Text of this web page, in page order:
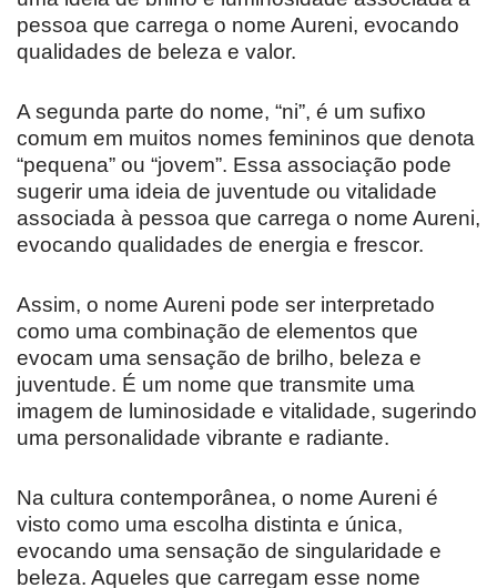
pessoa que carrega o nome Aureni, evocando
qualidades de beleza e valor.
A segunda parte do nome, “ni”, é um sufixo
comum em muitos nomes femininos que denota
“pequena” ou “jovem”. Essa associação pode
sugerir uma ideia de juventude ou vitalidade
associada à pessoa que carrega o nome Aureni,
evocando qualidades de energia e frescor.
Assim, o nome Aureni pode ser interpretado
como uma combinação de elementos que
evocam uma sensação de brilho, beleza e
juventude. É um nome que transmite uma
imagem de luminosidade e vitalidade, sugerindo
uma personalidade vibrante e radiante.
Na cultura contemporânea, o nome Aureni é
visto como uma escolha distinta e única,
evocando uma sensação de singularidade e
beleza. Aqueles que carregam esse nome